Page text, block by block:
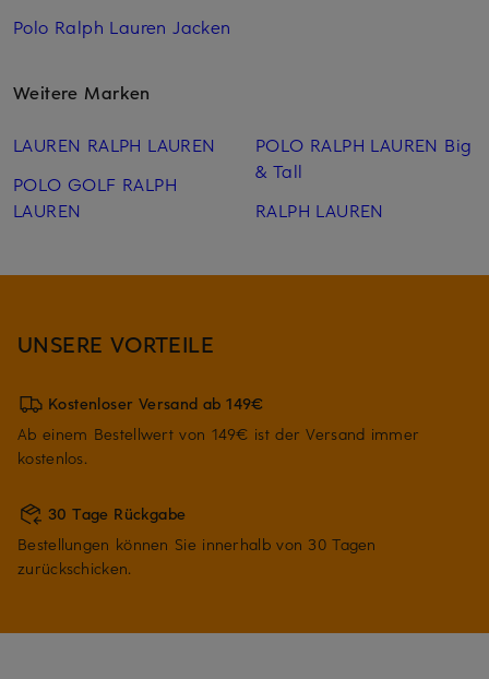
Polo Ralph Lauren Jacken
Weitere Marken
LAUREN RALPH LAUREN
POLO GOLF RALPH
LAUREN
POLO RALPH LAUREN Big
& Tall
RALPH LAUREN
UNSERE VORTEILE
Kostenloser Versand ab 149€
Ab einem Bestellwert von 149€ ist der Versand immer
kostenlos.
30 Tage Rückgabe
Bestellungen können Sie innerhalb von 30 Tagen
zurückschicken.